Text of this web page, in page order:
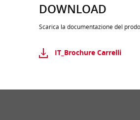
DOWNLOAD
Scarica la documentazione del
IT_Brochure Carrelli